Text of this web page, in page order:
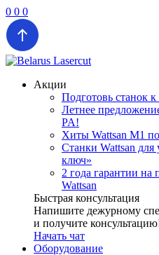
0 0 0
Акции
Подготовь станок к
Летнее
PA!
Хиты Wattsan M1
Станки Wattsan
ключ»
2 года гарантии на
Wattsan
Быстрая консультация
Напишите дежурному
и получите
Начать чат
Оборудование